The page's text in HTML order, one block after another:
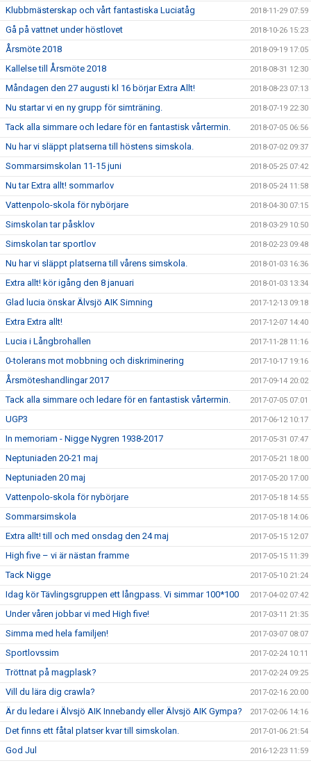
Klubbmästerskap och vårt fantastiska Luciatåg 2018-11-29 07:59
Gå på vattnet under höstlovet 2018-10-26 15:23
Årsmöte 2018 2018-09-19 17:05
Kallelse till Årsmöte 2018 2018-08-31 12:30
Måndagen den 27 augusti kl 16 börjar Extra Allt! 2018-08-23 07:13
Nu startar vi en ny grupp för simträning. 2018-07-19 22:30
Tack alla simmare och ledare för en fantastisk vårtermin. 2018-07-05 06:56
Nu har vi släppt platserna till höstens simskola. 2018-07-02 09:37
Sommarsimskolan 11-15 juni 2018-05-25 07:42
Nu tar Extra allt! sommarlov 2018-05-24 11:58
Vattenpolo-skola för nybörjare 2018-04-30 07:15
Simskolan tar påsklov 2018-03-29 10:50
Simskolan tar sportlov 2018-02-23 09:48
Nu har vi släppt platserna till vårens simskola. 2018-01-03 16:36
Extra allt! kör igång den 8 januari 2018-01-03 13:34
Glad lucia önskar Älvsjö AIK Simning 2017-12-13 09:18
Extra Extra allt! 2017-12-07 14:40
Lucia i Långbrohallen 2017-11-28 11:16
0-tolerans mot mobbning och diskriminering 2017-10-17 19:16
Årsmöteshandlingar 2017 2017-09-14 20:02
Tack alla simmare och ledare för en fantastisk vårtermin. 2017-07-05 07:01
UGP3 2017-06-12 10:17
In memoriam - Nigge Nygren 1938-2017 2017-05-31 07:47
Neptuniaden 20-21 maj 2017-05-21 18:00
Neptuniaden 20 maj 2017-05-20 17:00
Vattenpolo-skola för nybörjare 2017-05-18 14:55
Sommarsimskola 2017-05-18 14:06
Extra allt! till och med onsdag den 24 maj 2017-05-15 12:07
High five – vi är nästan framme 2017-05-15 11:39
Tack Nigge 2017-05-10 21:24
Idag kör Tävlingsgruppen ett långpass. Vi simmar 100*100 2017-04-02 07:42
Under våren jobbar vi med High five! 2017-03-11 21:35
Simma med hela familjen! 2017-03-07 08:07
Sportlovssim 2017-02-24 10:11
Tröttnat på magplask? 2017-02-24 09:25
Vill du lära dig crawla? 2017-02-16 20:00
Är du ledare i Älvsjö AIK Innebandy eller Älvsjö AIK Gympa? 2017-02-06 14:16
Det finns ett fåtal platser kvar till simskolan. 2017-01-06 21:54
God Jul 2016-12-23 11:59